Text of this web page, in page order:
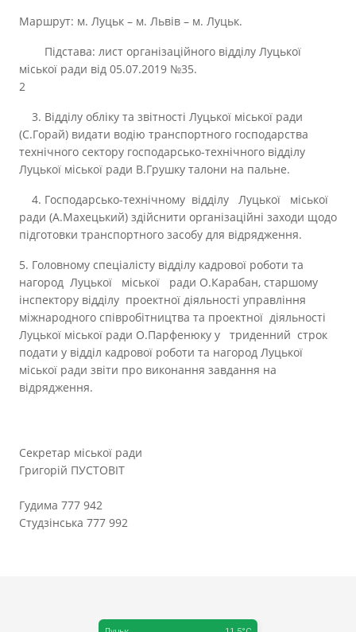
Маршрут: м. Луцьк – м. Львів – м. Луцьк.
Підстава: лист організаційного відділу Луцької
міської ради від 05.07.2019 №35.
2
3. Відділу обліку та звітності Луцької міської ради
(С.Горай) видати водію транспортного господарства
технічного сектору господарсько-технічного відділу
Луцької міської ради В.Грушку талони на пальне.
4. Господарсько-технічному відділу Луцької міської
ради (А.Махецький) здійснити організаційні заходи щодо
підготовки транспортного засобу для відрядження.
5. Головному спеціалісту відділу кадрової роботи та
нагород Луцької міської ради О.Карабан, старшому
інспектору відділу проектної діяльності управління
міжнародного співробітництва та проектної діяльності
Луцької міської ради О.Парфенюку у триденний строк
подати у відділ кадрової роботи та нагород Луцької
міської ради звіти про виконання завдання на
відрядження.
Секретар міської ради
Григорій ПУСТОВІТ
Гудима 777 942
Студзінська 777 992